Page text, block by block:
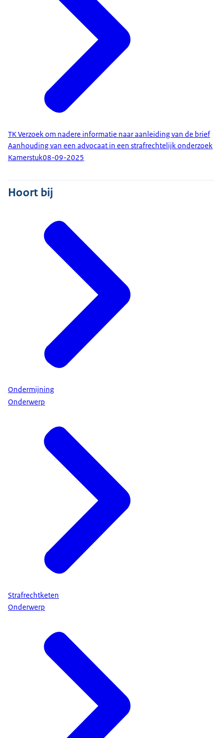
TK Verzoek om nadere informatie naar aanleiding van de brief
Aanhouding van een advocaat in een strafrechtelijk onderzoek
Kamerstuk08-09-2025
Hoort bij
Ondermijning
Onderwerp
Strafrechtketen
Onderwerp